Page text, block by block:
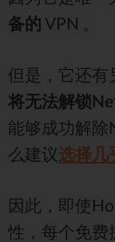
备的 VPN 。
但是，它还有
将无法解锁
能够成功解除
么建议选择几
因此，即使
性，每个免费